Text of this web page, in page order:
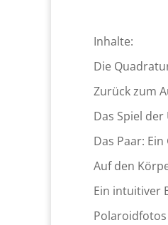
Inhalte:
Die
Zurück zum
Das Spiel
Das Paar:
Auf den
Ein intuitiver